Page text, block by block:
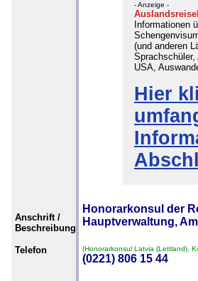
- Anzeige -
Informationen
(und anderen
USA,
Hier
Anschrift /
Beschreibung
Honorarkonsul der
Hauptverwaltung,
Telefon (Honorarkonsul Latvia (Lettland),
(0221) 806 15 44